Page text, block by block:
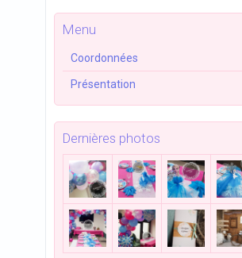
Menu
Coordonnées
Présentation
Dernières photos